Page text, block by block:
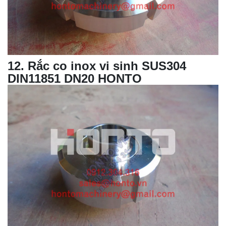
12. Rắc co inox vi sinh SUS304
DIN11851 DN20 HONTO